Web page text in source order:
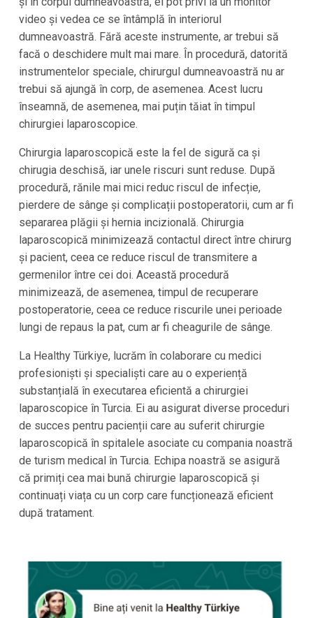
video și vedea ce se întâmplă în interiorul
dumneavoastră. Fără aceste instrumente, ar trebui să
facă o deschidere mult mai mare. În procedură, datorită
instrumentelor speciale, chirurgul dumneavoastră nu ar
trebui să ajungă în corp, de asemenea. Acest lucru
înseamnă, de asemenea, mai puțin tăiat în timpul
chirurgiei laparoscopice.
Chirurgia laparoscopică este la fel de sigură ca și
chirugia deschisă, iar unele riscuri sunt reduse. După
procedură, rănile mai mici reduc riscul de infecție,
pierdere de sânge și complicații postoperatorii, cum ar fi
separarea plăgii și hernia incizională. Chirurgia
laparoscopică minimizează contactul direct între chirurg
și pacient, ceea ce reduce riscul de transmitere a
germenilor între cei doi. Această procedură
minimizează, de asemenea, timpul de recuperare
postoperatorie, ceea ce reduce riscurile unei perioade
lungi de repaus la pat, cum ar fi cheagurile de sânge.
La Healthy Türkiye, lucrăm în colaborare cu medici
profesioniști și specialiști care au o experiență
substanțială în executarea eficientă a chirurgiei
laparoscopice în Turcia. Ei au asigurat diverse proceduri
de succes pentru pacienții care au suferit chirurgie
laparoscopică în spitalele asociate cu compania noastră
de turism medical în Turcia. Echipa noastră se asigură
că primiți cea mai bună chirurgie laparoscopică și
continuați viața cu un corp care funcționează eficient
după tratament.